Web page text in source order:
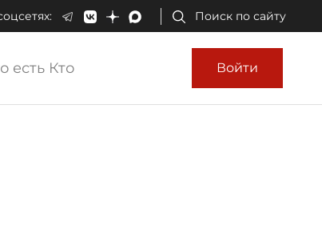
Поиск по сайту
есть Кто Войти